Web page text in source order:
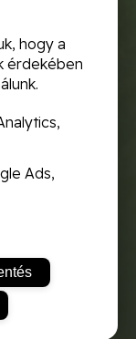
nyél
van
A vágás a
a csigák.
hogy a
érdekében
Ads,